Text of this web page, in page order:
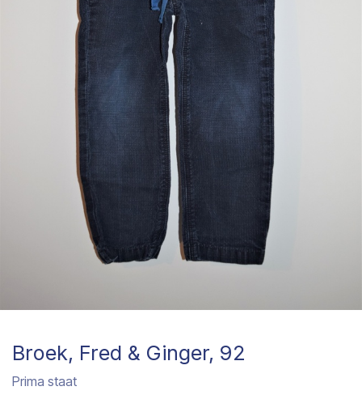
Broek, Fred & Ginger, 92
Prima staat